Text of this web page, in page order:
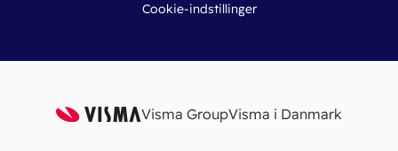
Cookie-indstillinger
Visma GroupVisma i Danmark